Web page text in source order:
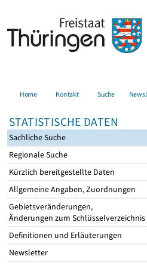
Home Kontakt Suche
STATISTISCHE DATEN
Sachliche Suche
Regionale Suche
Kürzlich bereitgestellte Daten
Allgemeine Angaben, Zuordnungen
Gebietsveränderungen,
Änderungen zum Schlüsselverzeichnis
Definitionen und Erläuterungen
Newsletter